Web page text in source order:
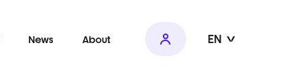
News About EN